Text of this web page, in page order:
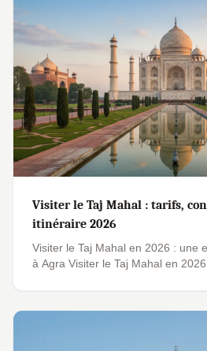
Visiter le Taj Mahal : tarifs,
itinéraire 2026
Visiter le Taj Mahal en 2026 : une
à Agra Visiter le Taj Mahal en